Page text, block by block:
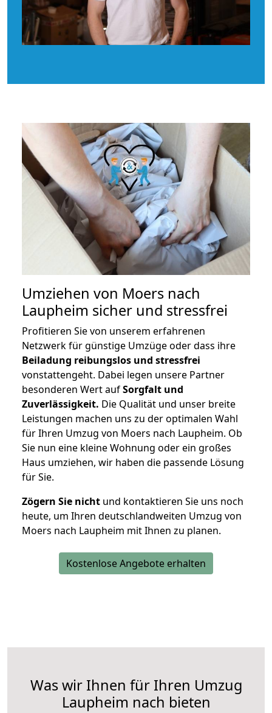
Umziehen von Moers nach
Laupheim sicher und stressfrei
Profitieren Sie von unserem erfahrenen
Netzwerk für günstige Umzüge oder dass ihre
Beiladung reibungslos und stressfrei
vonstattengeht. Dabei legen unsere Partner
besonderen Wert aufSorgfalt und
Zuverlässigkeit. Die Qualität und unser breite
Leistungen machen uns zu der optimalen Wahl
für Ihren Umzug von Moers nach Laupheim. Ob
Sie nun eine kleine Wohnung oder ein großes
Haus umziehen, wir haben die passende Lösung
für Sie.
Zögern Sie nicht und kontaktieren Sie uns noch
heute, um Ihren deutschlandweiten Umzug von
Moers nach Laupheim mit Ihnen zu planen.
Kostenlose Angebote erhalten
Was wir Ihnen für Ihren Umzug
Laupheim nach bieten